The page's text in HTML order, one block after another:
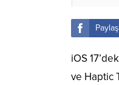
Paylaş
iOS
ve Haptic